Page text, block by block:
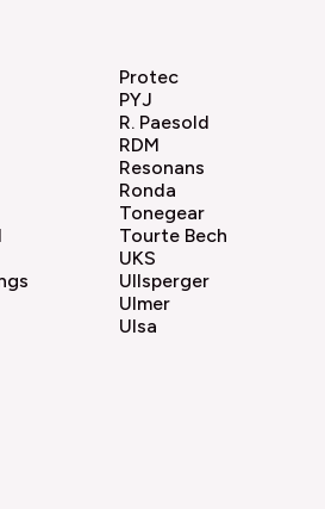
Protec
PYJ
R. Paesold
RDM
Resonans
Ronda
Tonegear
Tourte Bech
UKS
Ullsperger
Ulmer
Ulsa